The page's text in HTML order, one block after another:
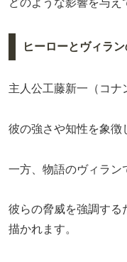
どのような影響を与え
ヒーローとヴィラ
主人公工藤新一（コナ
彼の強さや知性を象徴
一方、物語のヴィラン
彼らの脅威を強調する
描かれます。